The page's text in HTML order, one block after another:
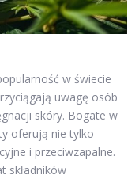
w świecie
uwagę osób
skóry. Bogate w
oferują nie tylko
i przeciwzapalne.
składników